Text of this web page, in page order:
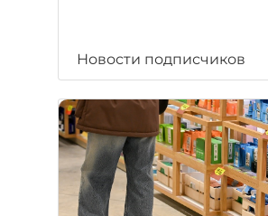
Новости подписчиков